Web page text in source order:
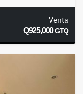
Venta
Q925,000GTQ